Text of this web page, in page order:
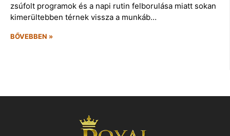
zsúfolt programok és a napi rutin felborulása miatt sokan
kimerültebben térnek vissza a munkáb…
BŐVEBBEN »